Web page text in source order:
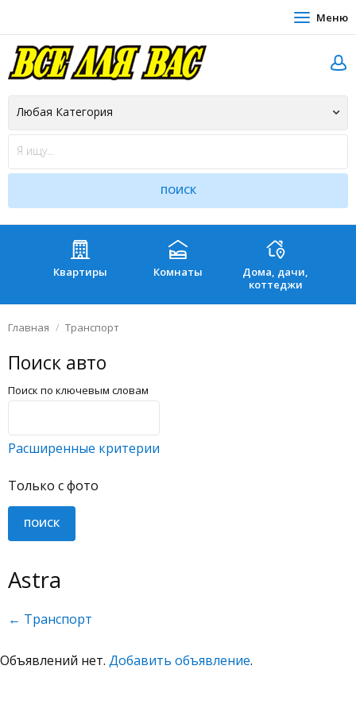
Меню
Квартиры Комнаты
Дома, дачи,
коттеджи
Главная Транспорт
Поиск авто
Поиск по ключевым словам
Расширенные критерии
Только с фото
Astra
← Транспорт
Объявлений нет. Добавить объявление.